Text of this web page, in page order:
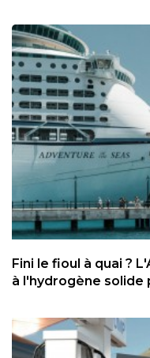
Fini le fioul à quai ?
à l'hydrogène solide